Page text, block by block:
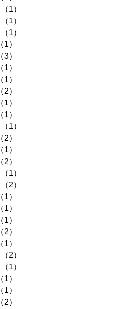
（1）
（1）
（1）
（1）
（3）
（1）
（1）
（2）
（1）
（1）
（1）
（2）
（1）
（2）
（1）
（2）
（1）
（1）
（1）
（2）
（1）
（2）
（1）
（1）
（1）
（2）